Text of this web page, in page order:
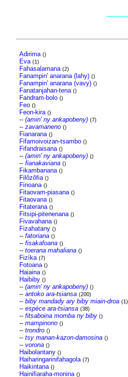
Adirima ()
Eva (1)
Fahasalamana (2)
Fanampin' anarana (lahy) ()
Fanampin' anarana (vavy) ()
Fanatanjahan-tena ()
Fandram-bolo ()
Feo ()
Feon-kira ()
-- (amin' ny ankapobeny) (7)
-- zavamaneno ()
Fianarana ()
Fifamoivoizan-tsambo ()
Fifandraisana ()
-- (amin' ny ankapobeny) ()
-- fianakaviana ()
Fikambanana ()
Filôzôfia ()
Finoana ()
Fitaovam-piasana ()
Fitaovana ()
Fitaterana ()
Fitsipi-pitenenana ()
Fivavahana ()
Fizahatany ()
-- fatoriana ()
-- fisakafoana ()
-- toerana mahaliana ()
Fizìka (7)
Fotoana ()
Haiaina ()
Haibiby ()
-- (amin' ny ankapobeny) ()
-- antoko ara-tsiansa (200)
-- biby mandady ary biby miain-droa (1)
-- espèce ara-tsiansa (38)
-- fitsaboina momba ny biby ()
-- mampinono ()
-- trondro ()
-- tsy manan-kazon-damosina ()
-- vorona ()
Haibolantany ()
Haiharingarinifahagola (7)
Haikintana ()
Hainifiaraha-monina ()